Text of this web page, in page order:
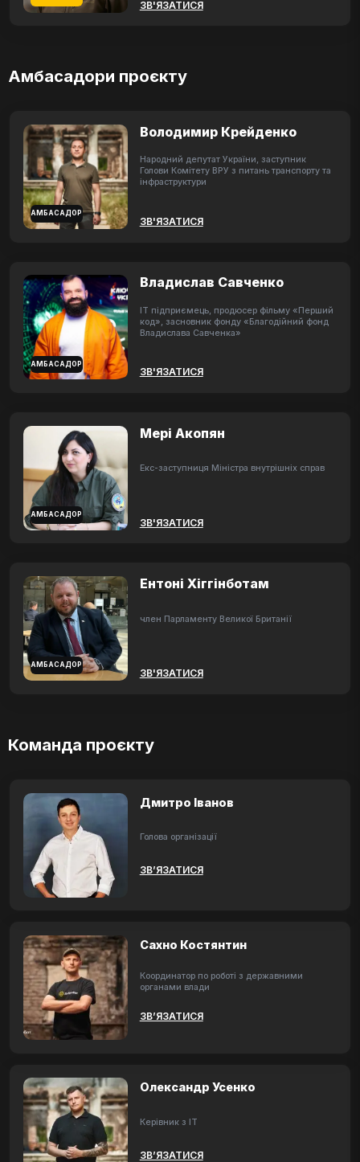
ЗВ'ЯЗАТИСЯ
Амбасадори проєкту
АМБАСАДОР
Володимир Крейденко
Народний депутат України, заступник
Голови Комітету ВРУ з питань транспорту та
інфраструктури
ЗВ'ЯЗАТИСЯ
АМБАСАДОР
Владислав Савченко
ІТ підприємець, продюсер фільму «Перший
код», засновник фонду «Благодійний фонд
Владислава Савченка»
ЗВ'ЯЗАТИСЯ
АМБАСАДОР
Мері Акопян
Екс-заступниця Міністра внутрішніх справ
ЗВ'ЯЗАТИСЯ
АМБАСАДОР
Ентоні Хіггінботам
член Парламенту Великої Британії
ЗВ'ЯЗАТИСЯ
Команда проєкту
Дмитро Іванов
Голова організації
ЗВ’ЯЗАТИСЯ
Сахно Костянтин
Координатор по роботі з державними
органами влади
ЗВ’ЯЗАТИСЯ
Олександр Усенко
Керівник з ІТ
ЗВ’ЯЗАТИСЯ